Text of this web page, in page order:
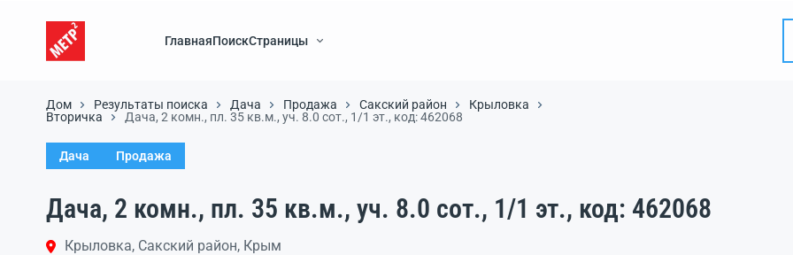
ГлавнаяПоискСтраницы
Дом Результаты поиска Дача Продажа Сакский район
Крыловка
Вторичка
Дача, 2 комн., пл. 35 кв.м., уч. 8.0 сот., 1/1 эт., код: 462068
Дача Продажа
Дача, 2 комн., пл. 35 кв.м., уч. 8.0 сот., 1/1 эт., код: 462068
Крыловка, Сакский район, Крым